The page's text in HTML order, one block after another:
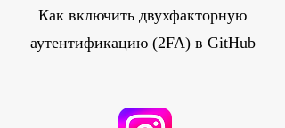
Как включить двухфакторную
аутентификацию (2FA) в GitHub